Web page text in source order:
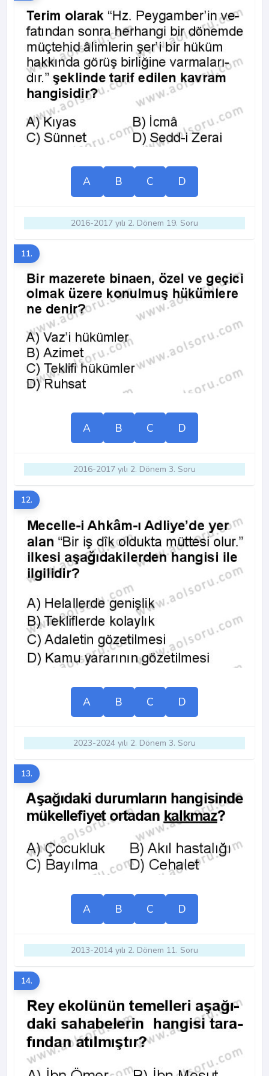
A B C D
2016-2017 yılı 2. Dönem 19. Soru
11.
A B C D
2016-2017 yılı 2. Dönem 3. Soru
12.
A B C D
2023-2024 yılı 2. Dönem 3. Soru
13.
A B C D
2013-2014 yılı 2. Dönem 11. Soru
14.